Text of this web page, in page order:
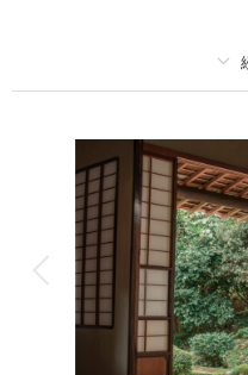
このプランで撮影可能な撮影
撮影日
相談予約する
来店・オンライン
着付け
アルバム デー
衣装追加
家族と撮影 家族
そ
家族写真追加料金無料 衣装ラン